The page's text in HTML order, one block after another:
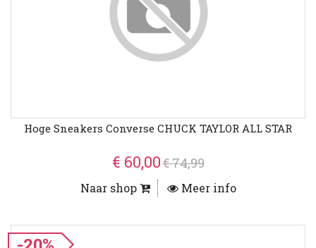
Hoge Sneakers Converse CHUCK TAYLOR ALL STAR
€ 60,00€ 74,99
Naar shop Meer info